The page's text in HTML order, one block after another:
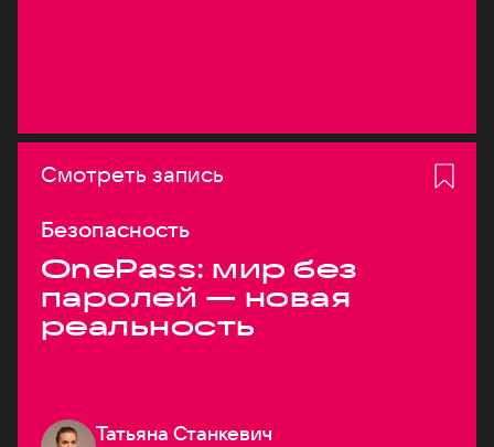
Смотреть запись
Безопасность
OnePass: мир без
паролей — новая
реальность
Татьяна Станкевич